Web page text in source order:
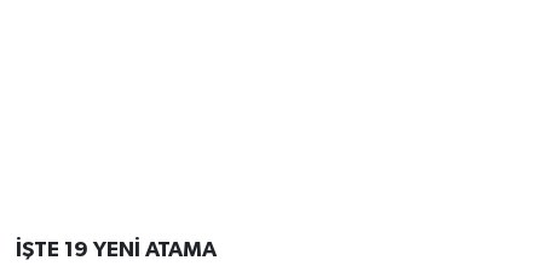
İŞTE 19 YENİ ATAMA